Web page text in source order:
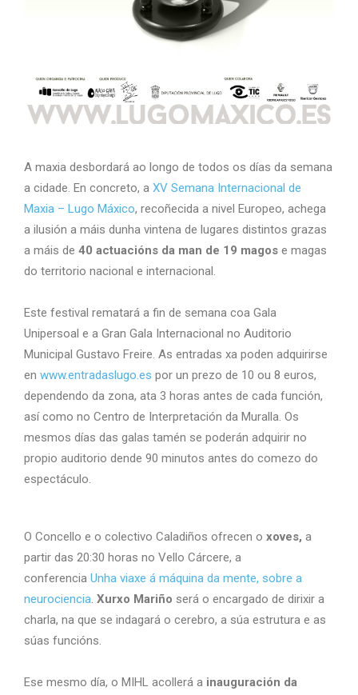
A maxia desbordará ao longo de todos os días da semana
a cidade. En concreto, a XV Semana Internacional de
Maxia – Lugo Máxico, recoñecida a nivel Europeo, achega
a ilusión a máis dunha vintena de lugares distintos grazas
a máis de 40 actuacións da man de 19 magos e magas
do territorio nacional e internacional.
Este festival rematará a fin de semana coa Gala
Unipersoal e a Gran Gala Internacional no Auditorio
Municipal Gustavo Freire. As entradas xa poden adquirirse
en www.entradaslugo.es por un prezo de 10 ou 8 euros,
dependendo da zona, ata 3 horas antes de cada función,
así como no Centro de Interpretación da Muralla. Os
mesmos días das galas tamén se poderán adquirir no
propio auditorio dende 90 minutos antes do comezo do
espectáculo.
O Concello e o colectivo Caladiños ofrecen o xoves, a
partir das 20:30 horas no Vello Cárcere, a
conferencia Unha viaxe á máquina da mente, sobre a
neurociencia. Xurxo Mariño será o encargado de dirixir a
charla, na que se indagará o cerebro, a súa estrutura e as
súas funcións.
Ese mesmo día, o MIHL acollerá a inauguración da